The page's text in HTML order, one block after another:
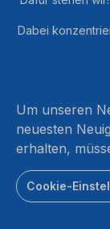
Dabei
Um unseren
neuesten
erhalten,
Cookie-